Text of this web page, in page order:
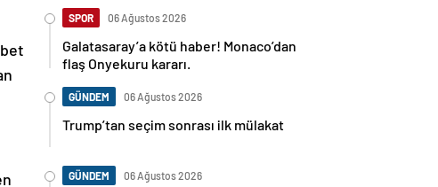
SPOR 06 Ağustos 2026
Galatasaray’a kötü haber! Monaco’dan
flaş Onyekuru kararı.
GÜNDEM 06 Ağustos 2026
Trump’tan seçim sonrası ilk mülakat
GÜNDEM 06 Ağustos 2026